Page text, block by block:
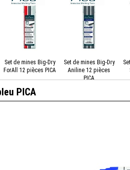
Set de mines Big-Dry
ForAll 12 pièces PICA
Set de mines Big-Dry
Aniline 12 pièces
PICA